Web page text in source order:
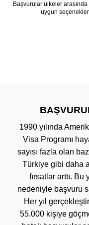
Başvurular ülkeler arasında
uygun
1990 yılında
Visa Programı
sayısı fazla olan
Türkiye gibi daha
fırsatlar arttı.
nedeniyle başvuru
Her yıl
55.000 kişiye